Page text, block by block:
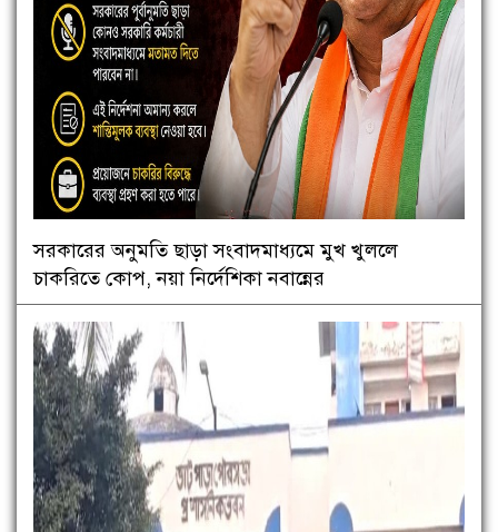
সরকারের অনুমতি ছাড়া সংবাদমাধ্যমে মুখ খুললে
চাকরিতে কোপ, নয়া নির্দেশিকা নবান্নের